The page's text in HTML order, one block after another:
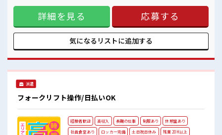
≪20代の方が多数活躍中の職場≫
仕事の合間の息抜きは休憩室で♪
残業がしっかりあるお仕事！
アリ≫ 制服があるので、 毎日の服装の悩み解消♪ ≪未経験
OKの仕事≫ 新しいことにチャレンジするのは不安だけど、
しっかり働く環境が整っています！ イチからスキルUP・ステ
ップUP目指していきましょう！ ■職場の雰囲気 髪型・髪色自
由♪ 派手過ぎなければOKだから、 モチベーションもUP！
≪20代の方が多数活躍中の職場≫ 仕事の合間の息抜きは休憩
詳細を見る 応募する
気になるリストに追加する
派遣
フォークリフト操作/日払いOK
経験者歓迎 高収入 長期の仕事 制服あり
休憩室あり
社員食堂あり
ロッカー完備 土日祝日休み
残業 20H以上